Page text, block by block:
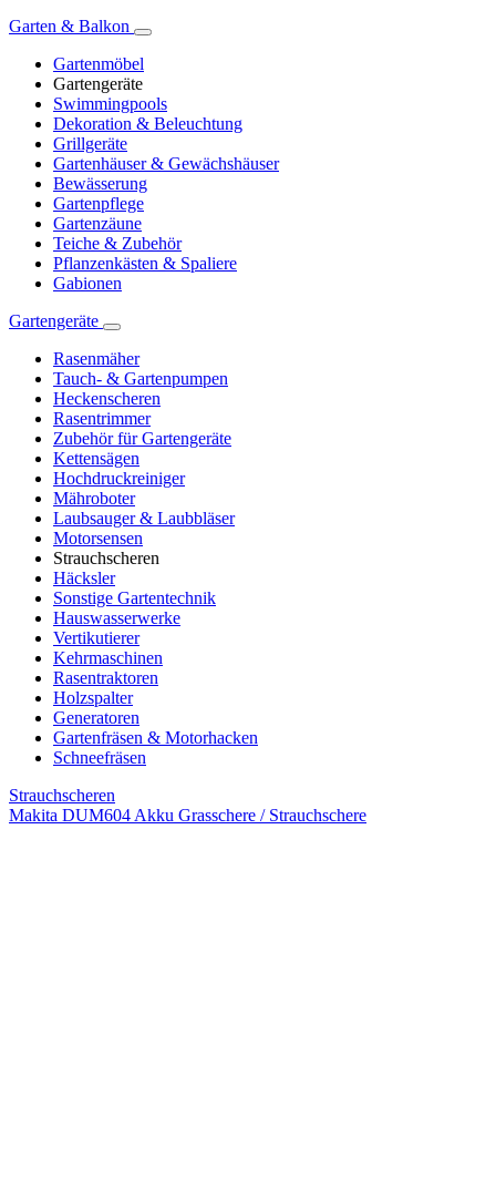
Garten & Balkon
Gartenmöbel
Gartengeräte
Swimmingpools
Dekoration & Beleuchtung
Grillgeräte
Gartenhäuser & Gewächshäuser
Bewässerung
Gartenpflege
Gartenzäune
Teiche & Zubehör
Pflanzenkästen & Spaliere
Gabionen
Gartengeräte
Rasenmäher
Tauch- & Gartenpumpen
Heckenscheren
Rasentrimmer
Zubehör für Gartengeräte
Kettensägen
Hochdruckreiniger
Mähroboter
Laubsauger & Laubbläser
Motorsensen
Strauchscheren
Häcksler
Sonstige Gartentechnik
Hauswasserwerke
Vertikutierer
Kehrmaschinen
Rasentraktoren
Holzspalter
Generatoren
Gartenfräsen & Motorhacken
Schneefräsen
Strauchscheren
Makita DUM604 Akku Grasschere / Strauchschere